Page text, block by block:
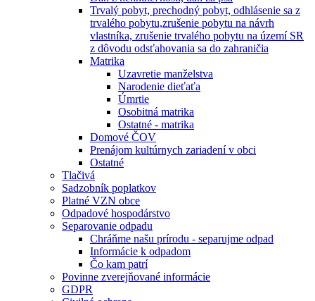
Trvalý pobyt, prechodný pobyt, odhlásenie sa z
trvalého pobytu,zrušenie pobytu na návrh
vlastníka, zrušenie trvalého pobytu na území SR
z dôvodu odsťahovania sa do zahraničia
Matrika
Uzavretie manželstva
Narodenie dieťaťa
Úmrtie
Osobitná matrika
Ostatné - matrika
Domové ČOV
Prenájom kultúrnych zariadení v obci
Ostatné
Tlačivá
Sadzobník poplatkov
Platné VZN obce
Odpadové hospodárstvo
Separovanie odpadu
Chráňme našu prírodu - separujme odpad
Informácie k odpadom
Čo kam patrí
Povinne zverejňované informácie
GDPR